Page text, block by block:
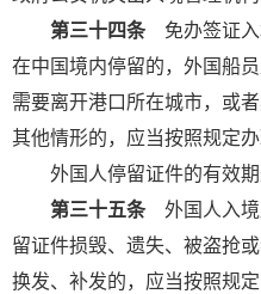
第三十四条免办签证入
在中国境内停留的，外国船
需要离开港口所在城市，或
其他情形的，应当按照规定办
外国人停留证件的有效期
第三十五条外国人入境
留证件损毁、遗失、被盗抢
换发、补发的，应当按照规